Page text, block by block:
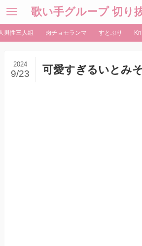
歌い手グループ 切り
男性三人組 肉チョモランマ すとぷり
可愛すぎるいとみ
2024
9/23